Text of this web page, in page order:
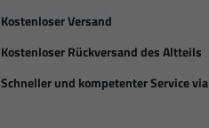
Kostenloser Versand
Kostenloser Rückversand des Altteils
Schneller und kompetenter Service